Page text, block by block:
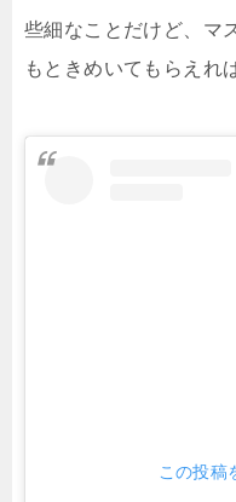
些細なことだけど、マ
もときめいてもらえれ
この投